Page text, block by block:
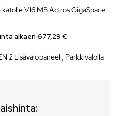
V16 MB Actros GigaSpace
alkaen677,29 €
2 Lisävalopaneeli, Parkkivalolla